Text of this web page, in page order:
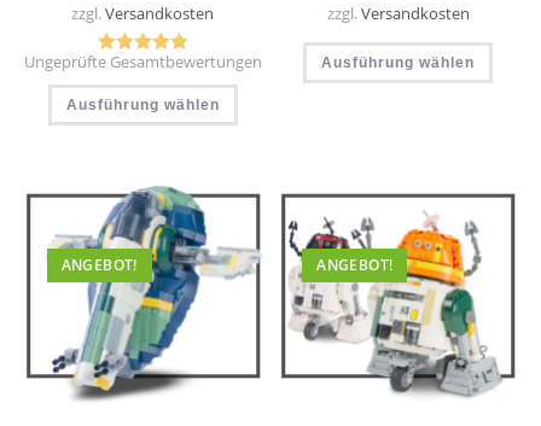
zzgl.Versandkosten
Bewertet mit
5.00von 5
Ungeprüfte Gesamtbewertungen
Ausführung wählen
Dieses
weist
Die
können
auf
der
Produktseite
gewählt
werden
zzgl.Versandkosten
Ausführung wählen
weist
auf
ANGEBOT! ANGEBOT!